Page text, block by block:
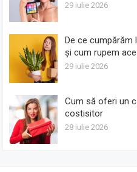
29 iulie 2026
De ce cumpărăm
și cum rupem
29 iulie 2026
Cum să oferi un
costisitor
28 iulie 2026